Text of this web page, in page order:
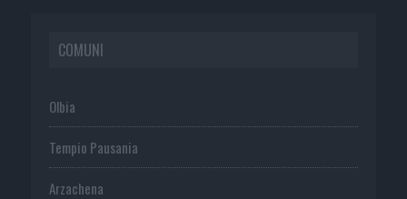
COMUNI
Olbia
Tempio Pausania
Arzachena